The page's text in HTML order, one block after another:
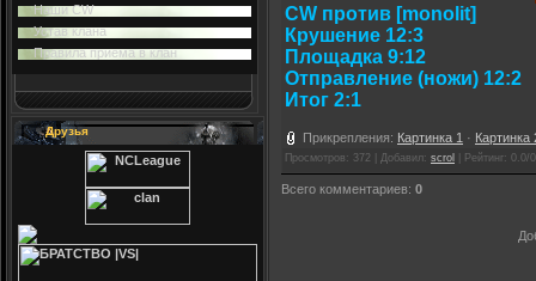
Наши CW
Устав клана
Правила приема в клан
Друзья
CW против [monolit]
Крушение 12:3
Площадка 9:12
Отправление (ножи) 12:2
Итог 2:1
Прикрепления: Картинка 1 · Картинка
Просмотров : 372 | Добавил: scrol Рейтинг: 0.0/0
Всего комментариев: 0